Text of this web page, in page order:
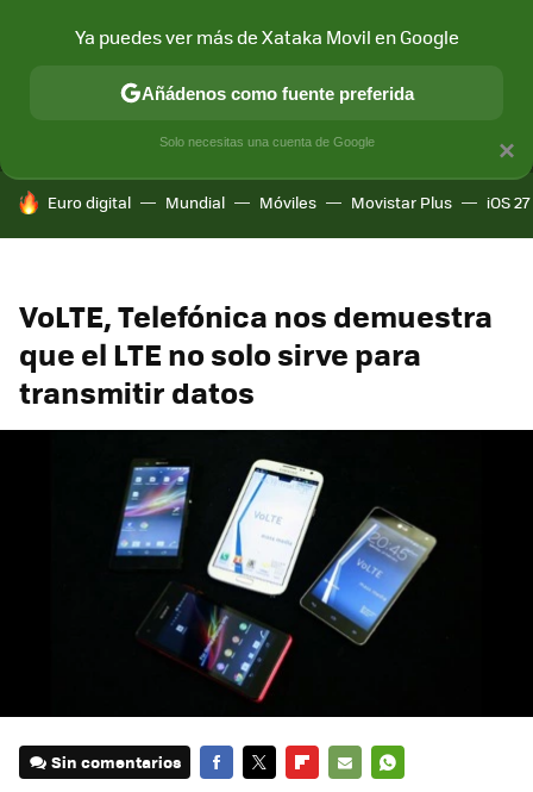
MÓVIL Y SOCIEDAD APLICACIONES
HOY SE HABLA DE
Euro digital Mundial Móviles Movistar Plus iOS 27
VoLTE, Telefónica nos demuestra
que el LTE no solo sirve para
transmitir datos
Sin comentarios
×
Ya puedes ver más de Xataka Movil en Google
Añádenos como fuente preferida
Solo necesitas una cuenta de Google